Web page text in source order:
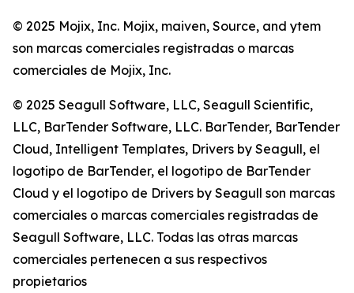
© 2025 Mojix, Inc. Mojix, maiven, Source, and ytem
son marcas comerciales registradas o marcas
comerciales de Mojix, Inc.
© 2025 Seagull Software, LLC, Seagull Scientific,
LLC, BarTender Software, LLC. BarTender, BarTender
Cloud, Intelligent Templates, Drivers by Seagull, el
logotipo de BarTender, el logotipo de BarTender
Cloud y el logotipo de Drivers by Seagull son marcas
comerciales o marcas comerciales registradas de
Seagull Software, LLC. Todas las otras marcas
comerciales pertenecen a sus respectivos
propietarios